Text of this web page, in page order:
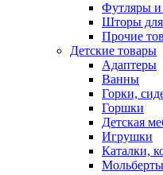
Футляры и
Шторы
Прочие
Детские товары
Адаптеры
Ванны
Горки,
Горшки
Детская
Игрушки
Каталки,
Мольберты